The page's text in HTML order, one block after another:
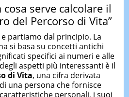
serve calcolare il
del Percorso di Vita”
partiamo dal principio. La
si basa su concetti antichi
specifici ai numeri e alle
aspetti più interessanti è il
di Vita, una cifra derivata
una persona che fornisce
personali, i suoi